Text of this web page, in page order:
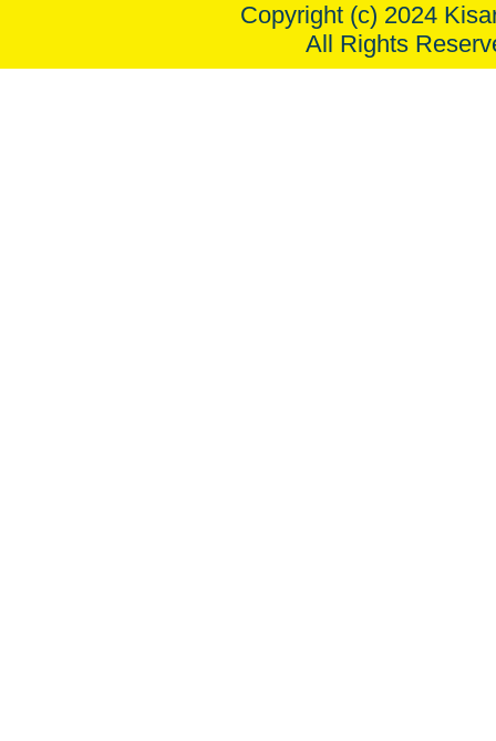
Copyright (c) 2024
All Rights